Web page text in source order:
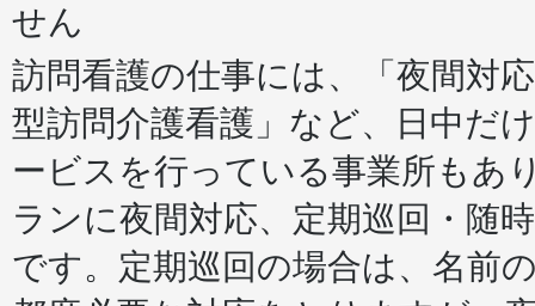
せん
訪問看護の仕事には、「夜間対
型訪問介護看護」など、日中だ
ービスを行っている事業所もあ
ランに夜間対応、定期巡回・随
です。定期巡回の場合は、名前